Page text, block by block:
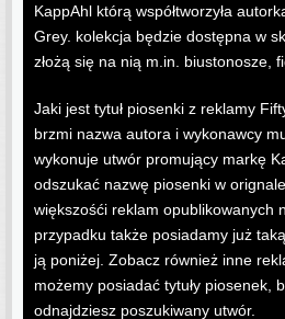
KappAhl którą współtworzyła
Grey. kolekcja będzie dostępna w
złożą się na nią m.in. biustonosze,
Jaki jest tytuł piosenki z reklamy
brzmi nazwa autora i wykonawcy
wykonuje utwór promujący markę
odszukać nazwę piosenki w
większośći reklam opublikowanych
przypadku także posiadamy już
ją poniżej. Zobacz również inne
możemy posiadać tytuły piosenek,
odnajdziesz poszukiwany utwór.